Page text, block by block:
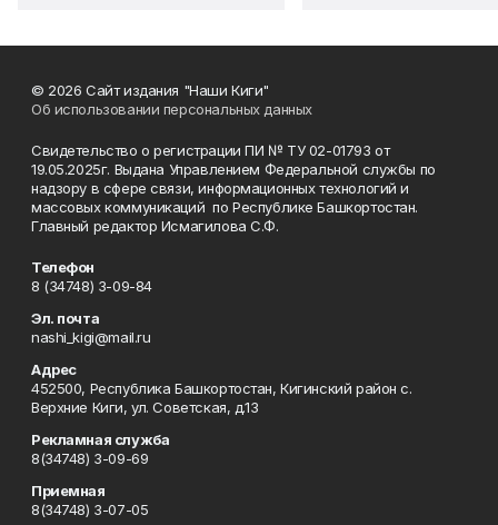
© 2026 Сайт издания "Наши Киги"
Об использовании персональных данных
Свидетельство о регистрации ПИ № ТУ 02-01793 от
19.05.2025г. Выдана Управлением Федеральной службы по
надзору в сфере связи, информационных технологий и
массовых коммуникаций по Республике Башкортостан.
Главный редактор Исмагилова С.Ф.
Телефон
8 (34748) 3-09-84
Эл. почта
nashi_kigi@mail.ru
Адрес
452500, Республика Башкортостан, Кигинский район с.
Верхние Киги, ул. Советская, д.13
Рекламная служба
8(34748) 3-09-69
Приемная
8(34748) 3-07-05